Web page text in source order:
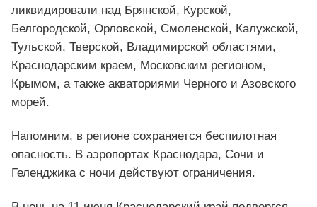
ликвидировали над Брянской, Курской,
Белгородской, Орловской, Смоленской, Калужской,
Тульской, Тверской, Владимирской областями,
Краснодарским краем, Московским регионом,
Крымом, а также акваториями Черного и Азовского
морей.
Напомним, в регионе сохраняется беспилотная
опасность. В аэропортах Краснодара, Сочи и
Геленджика с ночи действуют ограничения.